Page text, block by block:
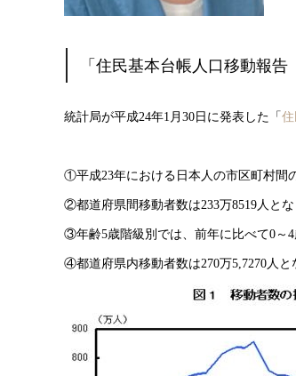
「住民基本台帳人口移動報
統計局が平成24年1月30日に発表した「
①平成23年における日本人の市区町村間
②都道府県間移動者数は233万8519人と
③年齢5歳階級別では、前年に比べて0～4
④都道府県内移動者数は270万5,7270人と